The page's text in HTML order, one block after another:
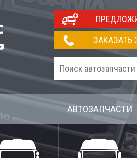
ЗАКАЗАТЬ
АВТОЗАПЧАСТИ